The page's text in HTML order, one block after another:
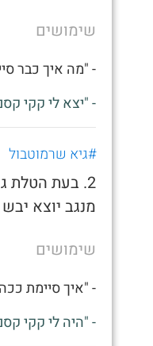
שימושים
- "מה איך כבר
- "יצא לי קקי
#גיא שרמוטבול
2. בעת הטלת
מנגב יוצא
שימושים
- "איך סיימת
- "היה לי קקי